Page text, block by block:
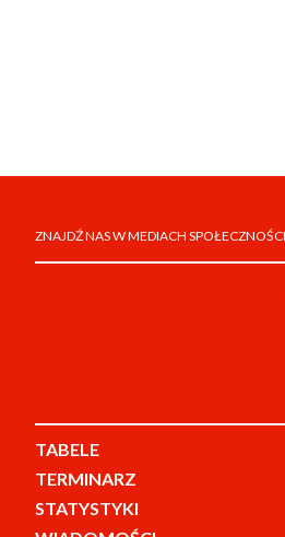
ZNAJDŹ NAS W MEDIACH
TABELE
TERMINARZ
STATYSTYKI